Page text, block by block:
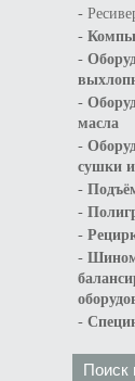
-
-
-
-
масла
-
сушки
-
-
-
-
-
Поиск